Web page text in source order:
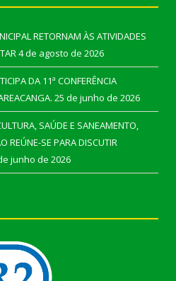
RETORNAM ÀS ATIVIDADES
4 de agosto de 2026
DA 11ª CONFERÊNCIA
25 de junho de 2026
SAÚDE E SANEAMENTO,
REÚNE-SE PARA DISCUTIR
junho de 2026